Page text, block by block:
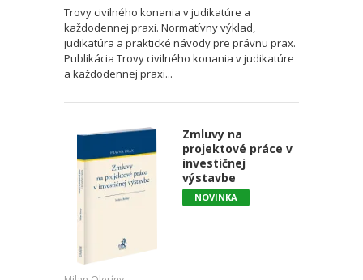
Trovy civilného konania v judikatúre a
každodennej praxi. Normatívny výklad,
judikatúra a praktické návody pre právnu prax.
Publikácia Trovy civilného konania v judikatúre
a každodennej praxi...
Zmluvy na
projektové práce v
investičnej
výstavbe
NOVINKA